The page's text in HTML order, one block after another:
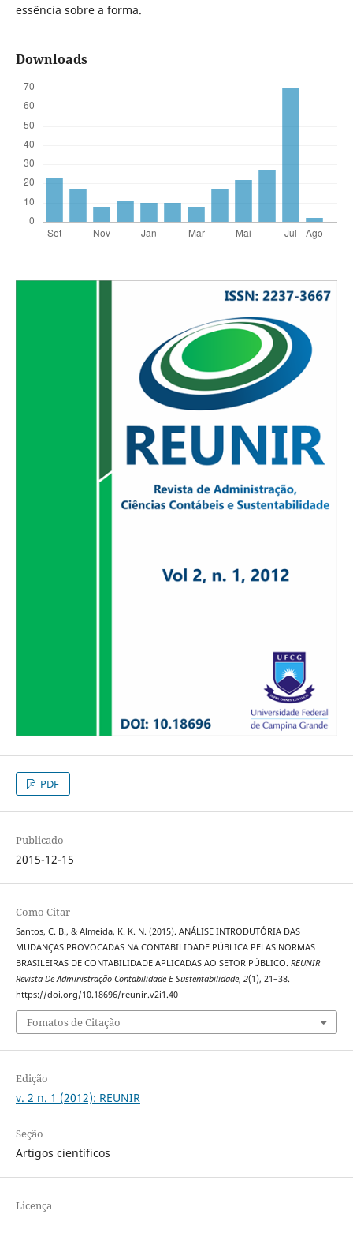
essência sobre a forma.
Downloads
PDF
Publicado
2015-12-15
Como Citar
Santos, C. B., & Almeida, K. K. N. (2015). ANÁLISE INTRODUTÓRIA DAS
MUDANÇAS PROVOCADAS NA CONTABILIDADE PÚBLICA PELAS NORMAS
BRASILEIRAS DE CONTABILIDADE APLICADAS AO SETOR PÚBLICO. REUNIR
Revista De Administração Contabilidade E Sustentabilidade, 2(1), 21–38.
https://doi.org/10.18696/reunir.v2i1.40
Fomatos de Citação
Edição
v. 2 n. 1 (2012): REUNIR
Seção
Artigos científicos
Licença